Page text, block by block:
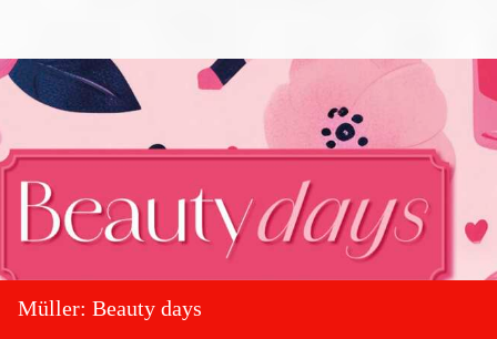
Müller: Beauty days